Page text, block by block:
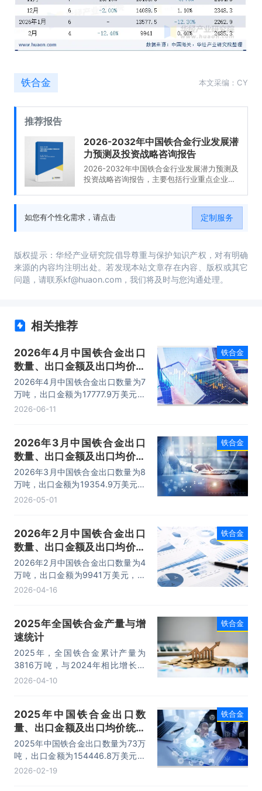
铁合金 本文采编：CY
推荐报告
2026-2032年中国铁合金行业发展潜
力预测及投资战略咨询报告
2026-2032年中国铁合金行业发展潜力预测及
投资战略咨询报告，主要包括行业重点企业分
如您有个性化需求，请点击
定制服务
版权提示：华经产业研究院倡导尊重与保护知识产权，对有明确
来源的内容均注明出处。若发现本站文章存在内容、版权或其它
问题，请联系kf@huaon.com，我们将及时与您沟通处理。
相关推荐
2026年4月中国铁合金出口
数量、出口金额及出口均价统
计分析
2026年4月中国铁合金出口数量为7
万吨，出口金额为17777.9万美元，
出口均价为2539.7美元/吨。
2026-06-11
铁合金
2026年3月中国铁合金出口
数量、出口金额及出口均价统
计分析
2026年3月中国铁合金出口数量为8
万吨，出口金额为19354.9万美元，
出口均价为2419.4美元/吨。
2026-05-01
铁合金
2026年2月中国铁合金出口
数量、出口金额及出口均价统
计分析
2026年2月中国铁合金出口数量为4
万吨，出口金额为9941万美元，出
口均价为2485.3美元/吨。
2026-04-16
铁合金
2025年全国铁合金产量与增
速统计
2025年，全国铁合金累计产量为
3816万吨，与2024年相比增长了
191.7万吨，产量累计同比增长
2026-04-10
铁合金
2025年中国铁合金出口数
量、出口金额及出口均价统计
分析
2025年中国铁合金出口数量为73万
吨，出口金额为154446.8万美元，
出口均价为2115.71美元/吨。
2026-02-19
铁合金